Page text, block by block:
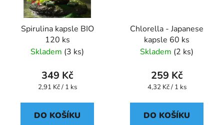
Spirulina kapsle BIO
120 ks
Skladem (3 ks)
349 Kč
Měrná
2,91 Kč / 1 ks
DO KOŠÍKU
Chlorella - Japanese
kapsle 60 ks
Skladem (2 ks)
259 Kč
Měrná
4,32 Kč / 1 ks
DO KOŠÍKU